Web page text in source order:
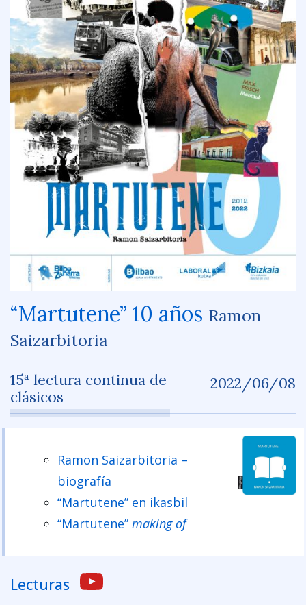
“Martutene” 10 años Ramon
Saizarbitoria
15ª lectura continua de
clásicos
2022/06/08
Ramon Saizarbitoria –
biografía
“Martutene” en ikasbil
“Martutene” making of
Lecturas